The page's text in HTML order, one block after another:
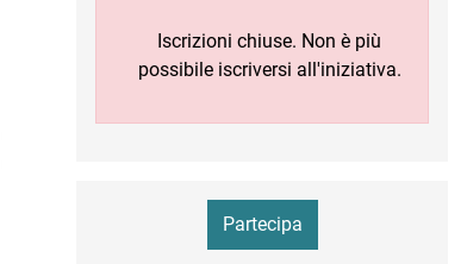
Iscrizioni chiuse. Non è più
possibile iscriversi all'iniziativa.
Partecipa